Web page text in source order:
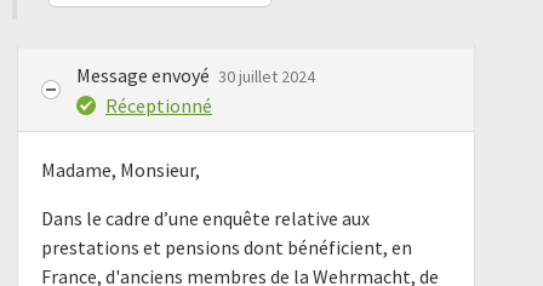
Message envoyé 30 juillet 2024
Réceptionné
Madame, Monsieur,
Dans le cadre d’une enquête relative aux
prestations et pensions dont bénéficient, en
France, d'anciens membres de la Wehrmacht, de